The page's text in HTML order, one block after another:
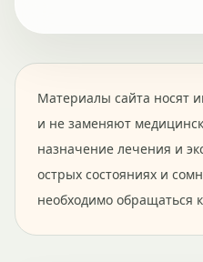
Материалы сайта носят
и не заменяют
назначение лечения и
острых состояниях и
необходимо обращаться